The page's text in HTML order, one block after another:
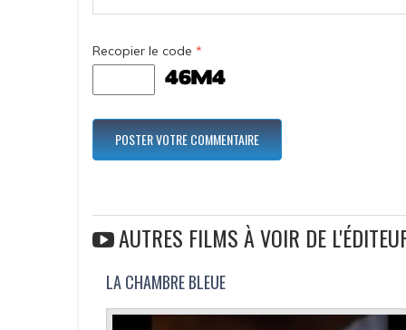
Recopier le code *
AUTRES FILMS À VOIR DE
LA CHAMBRE BLEUE